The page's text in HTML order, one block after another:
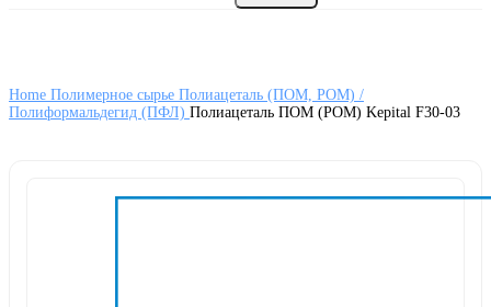
Home Полимерное сырье Полиацеталь (ПОМ, POM) /
Полиформальдегид (ПФЛ) Полиацеталь ПОМ (POM) Kepital F30-03